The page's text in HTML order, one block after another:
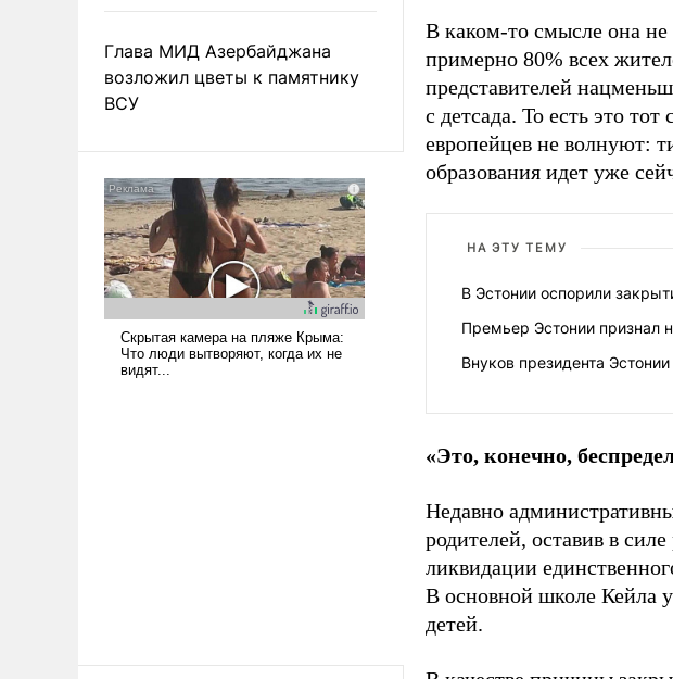
Глава МИД Азербайджана
возложил цветы к памятнику
ВСУ
В каком-то смысле она не
примерно 80% всех
представителей
с детсада. То есть это
европейцев не волнуют:
образования идет уже
НА ЭТУ ТЕМУ
В Эстонии оспорили
Премьер Эстонии признал
Внуков президента
«Это, конечно,
Недавно
родителей, оставив в
ликвидации
В основной школе Кейла
детей.